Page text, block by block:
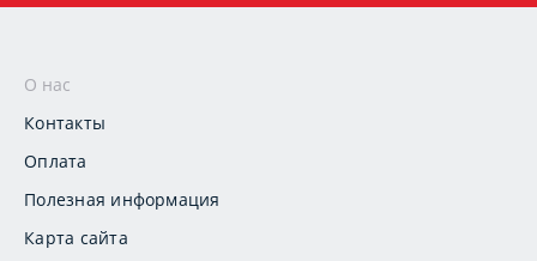
О нас
Контакты
Оплата
Полезная информация
Карта сайта